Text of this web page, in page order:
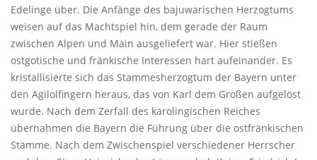
Edelinge über. Die Anfänge des bajuwarischen Herzogtums
weisen auf das Machtspiel hin, dem gerade der Raum
zwischen Alpen und Main ausgeliefert war. Hier stießen
ostgotische und fränkische Interessen hart aufeinander. Es
kristallisierte sich das Stammesherzogtum der Bayern unter
den Agilolfingern heraus, das von Karl dem Großen aufgelöst
wurde. Nach dem Zerfall des karolingischen Reiches
übernahmen die Bayern die Führung über die ostfränkischen
Stämme. Nach dem Zwischenspiel verschiedener Herrscher